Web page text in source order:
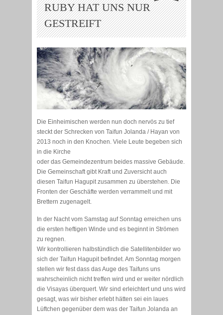
RUBY HAT UNS NUR
GESTREIFT
Die Einheimischen werden nun doch nervös zu tief
steckt der Schrecken von Taifun Jolanda / Hayan von
2013 noch in den Knochen. Viele Leute begeben sich
in die Kirche
oder das Gemeindezentrum beides massive Gebäude.
Die Gemeinschaft gibt Kraft und Zuversicht auch
diesen Taifun Hagupit zusammen zu überstehen. Die
Fronten der Geschäfte werden verrammelt und mit
Brettern zugenagelt.
In der Nacht vom Samstag auf Sonntag erreichen uns
die ersten heftigen Winde und es beginnt in Strömen
zu regnen.
Wir kontrollieren halbstündlich die Satellitenbilder wo
sich der Taifun Hagupit befindet. Am Sonntag morgen
stellen wir fest dass das Auge des Taifuns uns
wahrscheinlich nicht treffen wird und er weiter nördlich
die Visayas überquert. Wir sind erleichtert und uns wird
gesagt, was wir bisher erlebt hätten sei ein laues
Lüftchen gegenüber dem was der Taifun Jolanda an